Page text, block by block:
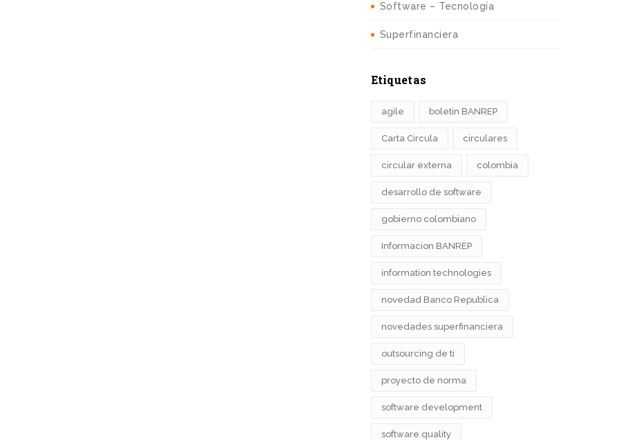
Software – Tecnología
Superfinanciera
Etiquetas
agile boletin BANREP
Carta Circula circulares
circular externa colombia
desarrollo de software
gobierno colombiano
Informacion BANREP
information technologies
novedad Banco Republica
novedades superfinanciera
outsourcing de ti
proyecto de norma
software development
software quality